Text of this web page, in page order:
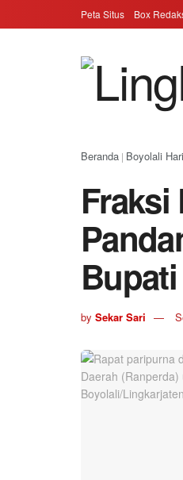
Peta Situs Box
Beranda | Boyolali
Fraksi
Bupati
by Sekar Sari